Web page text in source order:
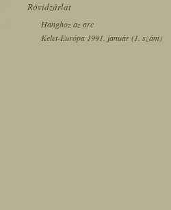
Rövidzárlat
Hanghoz az arc
Kelet-Európa 1991. január (1. szám)